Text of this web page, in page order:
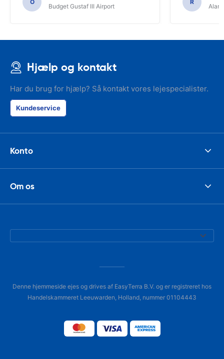
O
Budget Gustaf III Airport
R
Hjælp og kontakt
Har du brug for hjælp? Så kontakt vores lejespecialister.
Kundeservice
Konto
Om os
Denne hjemmeside ejes og drives af EasyTerra B.V. og er registreret hos
Handelskammeret Leeuwarden, Holland, nummer 01104443